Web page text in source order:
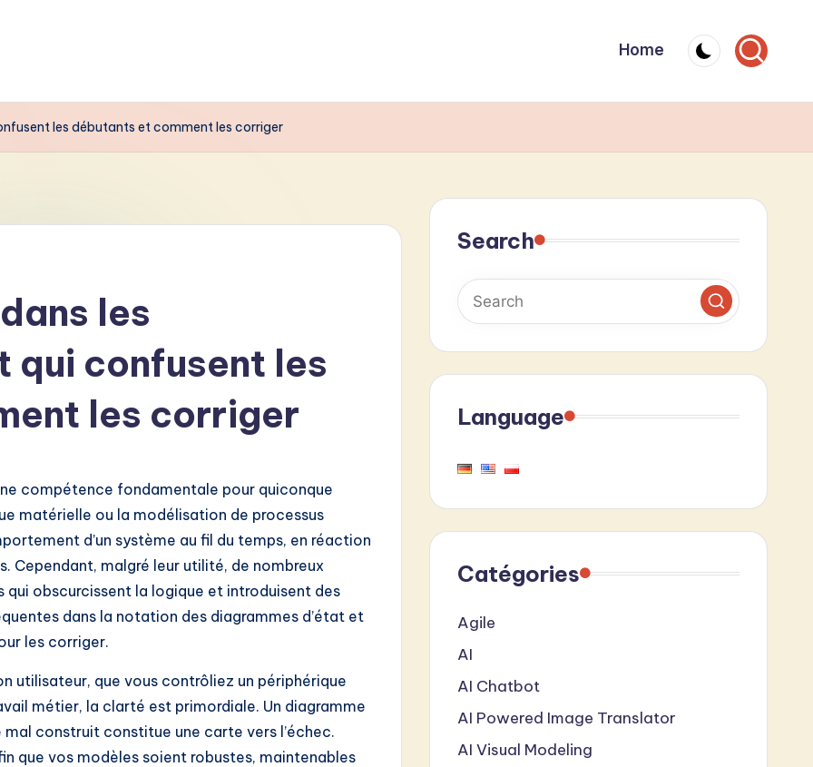
Home
les débutants et comment les corriger
les
qui confusent les
les corriger
compétence fondamentale pour quiconque
matérielle ou la modélisation de processus
d’un système au fil du temps, en réaction
Cependant, malgré leur utilité, de nombreux
obscurcissent la logique et introduisent des
dans la notation des diagrammes d’état et
les corriger.
utilisateur, que vous contrôliez un périphérique
métier, la clarté est primordiale. Un diagramme
construit constitue une carte vers l’échec.
que vos modèles soient robustes, maintenables
Search
Language
Catégories
Agile
AI
AI Chatbot
AI Powered Image Translator
AI Visual Modeling